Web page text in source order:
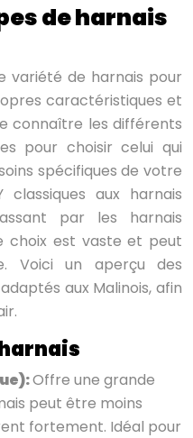
de harnais
variété de harnais pour
caractéristiques et
connaître les différents
pour choisir celui qui
spécifiques de votre
classiques aux harnais
par les harnais
choix est vaste et peut
Voici un aperçu des
aux Malinois, afin
Offre une grande
peut être moins
fortement. Idéal pour